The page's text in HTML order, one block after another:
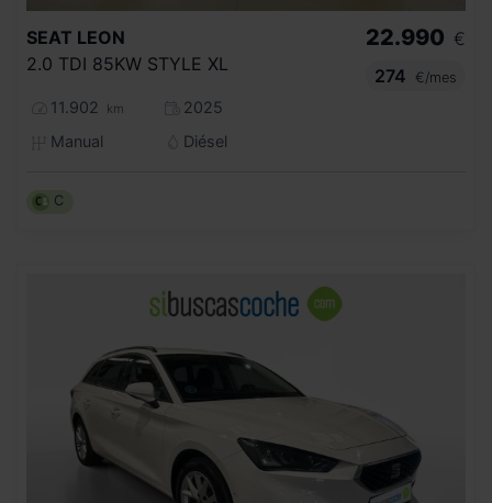
SEAT LEON
2.0 TDI 85KW STYLE XL
11.902 km
2025
Manual
Diésel
22.990 €
274
€/mes
C